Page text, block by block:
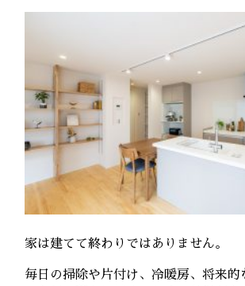
家は建てて終わりではありません。
毎日の掃除や片付け、冷暖房、将来的